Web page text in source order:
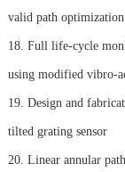
valid path
18. Full life-cycle
using modified vibro-
19. Design and
tilted grating sensor
20. Linear annular